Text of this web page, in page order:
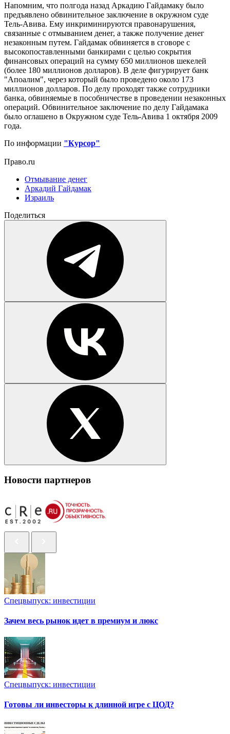
Напомним, что полгода назад Аркадию Гайдамаку было
предъявлено обвинительное заключение в окружном суде
Тель-Авива. Ему инкриминируются правонарушения,
связанные с отмыванием денег, а также получение денег
незаконным путем. Гайдамак обвиняется в сговоре с
высокопоставленными банкирами с целью сокрытия
финансовых операций на сумму 650 миллионов шекелей
(более 180 миллионов долларов). В деле фигурирует банк
"Апоалим", через который было проведено около 173
миллионов долларов. По делу проходят также сотрудники
банка, обвиняемые в пособничестве в проведении незаконных
операций. Обвинительное заключение по делу Гайдамака
было оглашено в Окружном суде Тель-Авива 1 октября 2009
года.
По информации "Курсор"
Право.ru
Отмывание денег
Аркадий Гайдамак
Израиль
Поделиться
Новости партнеров
Спецвыпуск: инвестиции
Зачем весь рынок идет в премиум и люкс
Спецвыпуск: инвестиции
Готовы ли инвесторы к длинной игре с ЦОД?